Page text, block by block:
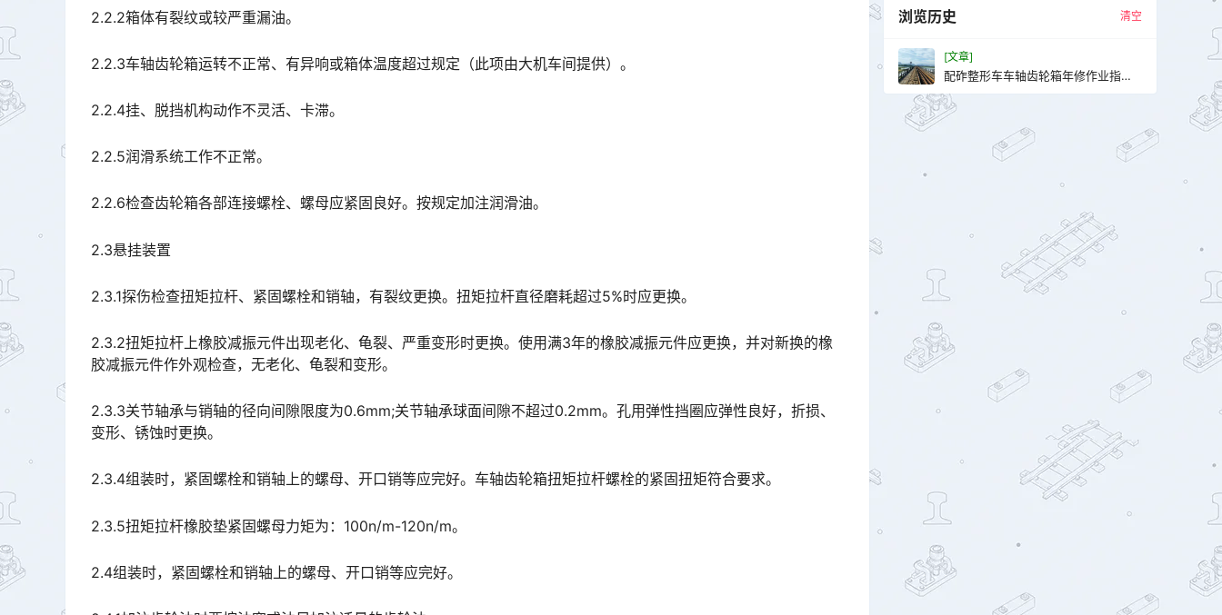
2.2.2箱体有裂纹或较严重漏油。
2.2.3车轴齿轮箱运转不正常、有异响或箱体温度超过规定（此项由大机车间提供）。
2.2.4挂、脱挡机构动作不灵活、卡滞。
2.2.5润滑系统工作不正常。
2.2.6检查齿轮箱各部连接螺栓、螺母应紧固良好。按规定加注润滑油。
2.3悬挂装置
2.3.1探伤检查扭矩拉杆、紧固螺栓和销轴，有裂纹更换。扭矩拉杆直径磨耗超过5%时应更换。
2.3.2扭矩拉杆上橡胶减振元件出现老化、龟裂、严重变形时更换。使用满3年的橡胶减振元件应更换，并对新换的橡
胶减振元件作外观检查，无老化、龟裂和变形。
2.3.3关节轴承与销轴的径向间隙限度为0.6mm;关节轴承球面间隙不超过0.2mm。孔用弹性挡圈应弹性良好，折损、
变形、锈蚀时更换。
2.3.4组装时，紧固螺栓和销轴上的螺母、开口销等应完好。车轴齿轮箱扭矩拉杆螺栓的紧固扭矩符合要求。
2.3.5扭矩拉杆橡胶垫紧固螺母力矩为：100n/m-120n/m。
2.4组装时，紧固螺栓和销轴上的螺母、开口销等应完好。
浏览历史 清空
[文章]
配砟整形车车轴齿轮箱年修作业指导
书